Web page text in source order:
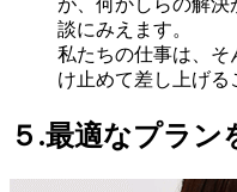
が、何かしらの解
談にみえます。
私たちの仕事は、そ
け止めて差し上げる
５.最適なプラン